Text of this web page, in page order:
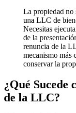
La propiedad no
una LLC de
Necesitas
de la
renuncia de la
mecanismo más
conservar la
¿Qué Sucede
de la LLC?